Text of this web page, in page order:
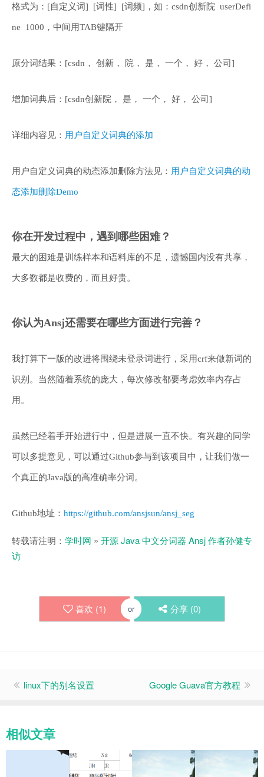
格式为：[自定义词] [词性] [词频]，如：csdn创新院 userDefi
ne 1000，中间用TAB键隔开
原分词结果：[csdn， 创新， 院， 是， 一个， 好， 公司]
增加词典后：[csdn创新院， 是， 一个， 好， 公司]
详细内容见： 用户自定义词典的添加
用户自定义词典的动态添加删除方法见： 用户自定义词典的动
态添加删除Demo
你在开发过程中，遇到哪些困难？
最大的困难是训练样本和语料库的不足，遗憾国内没有共享，
大多数都是收费的，而且好贵。
你认为Ansj还需要在哪些方面进行完善？
我打算下一版的改进将围绕未登录词进行，采用crf来做新词的
识别。当然随着系统的庞大，每次修改都要考虑效率内存占
用。
虽然已经着手开始进行中，但是进展一直不快。有兴趣的同学
可以多提意见，可以通过Github参与到该项目中，让我们做一
个真正的Java版的高准确率分词。
Github地址： https://github.com/ansjsun/ansj_seg
转载请注明： 学时网 » 开源 Java 中文分词器 Ansj 作者孙健专
访
喜欢 (1) or 分享 (0)
linux下的别名设置 Google Guava官方教程
相似文章